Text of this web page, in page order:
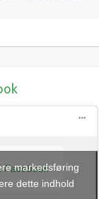
Facebook
markedsføring
dette indhold